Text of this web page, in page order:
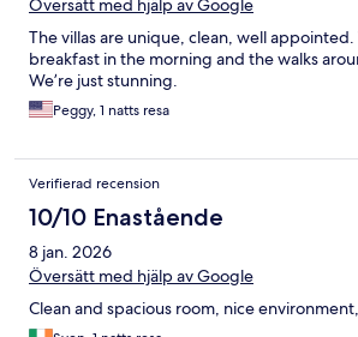
Översätt med hjälp av Google
The villas are unique, clean, well
breakfast in the morning and the walks
We’re just stunning.
Peggy, 1 natts resa
Verifierad recension
10/10 Enastående
8 jan. 2026
Översätt med hjälp av Google
Clean and spacious room, nice